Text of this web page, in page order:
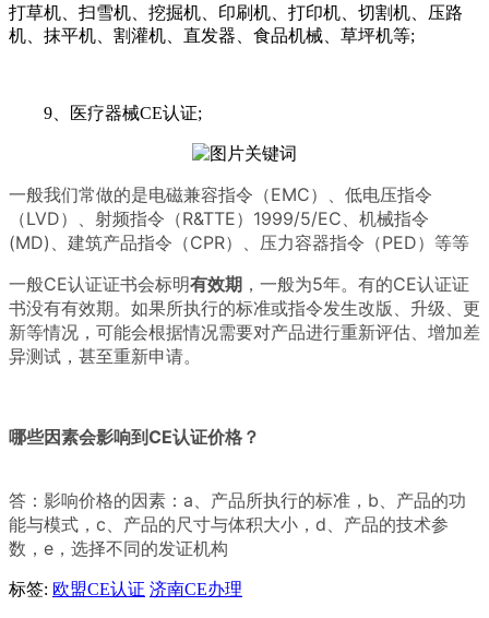
打草机、扫雪机、挖掘机、印刷机、打印机、切割机、压路
机、抹平机、割灌机、直发器、食品机械、草坪机等;
9、医疗器械CE认证;
一般我们常做的是电磁兼容指令（EMC）、低电压指令
（LVD）、射频指令（R&TTE）1999/5/EC、机械指令
(MD)、建筑产品指令（CPR）、压力容器指令（PED）等等
一般CE认证证书会标明有效期 ，一般为5年。有的CE认证证
书没有有效期。如果所执行的标准或指令发生改版、升级、更
新等情况，可能会根据情况需要对产品进行重新评估、增加差
异测试，甚至重新申请。
哪些因素会影响到CE认证价格？
答：影响价格的因素：a、产品所执行的标准，b、产品的功
能与模式，c、产品的尺寸与体积大小，d、产品的技术参
数，e，选择不同的发证机构
标签: 欧盟CE认证 济南CE办理